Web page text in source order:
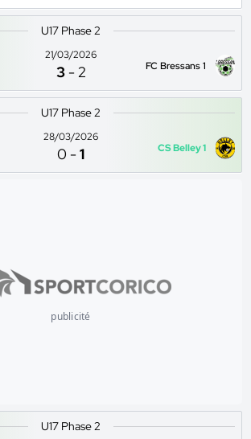
U17 Phase 2
21/03/2026
3 -2 FC Bressans 1
U17 Phase 2
28/03/2026
0 -1 CS Belley 1
publicité
U17 Phase 2